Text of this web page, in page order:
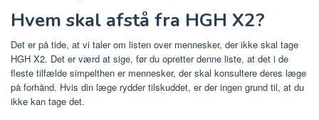
Hvem skal afstå fra HGH X2?
Det er på tide, at vi taler om listen over mennesker, der ikke skal tage
HGH X2. Det er værd at sige, før du opretter denne liste, at det i de
fleste tilfælde simpelthen er mennesker, der skal konsultere deres læge
på forhånd. Hvis din læge rydder tilskuddet, er der ingen grund til, at du
ikke kan tage det.